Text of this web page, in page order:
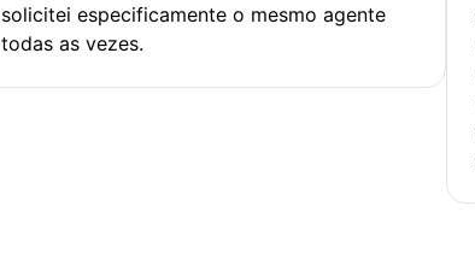
solicitei especificamente o mesmo agente
todas as vezes.